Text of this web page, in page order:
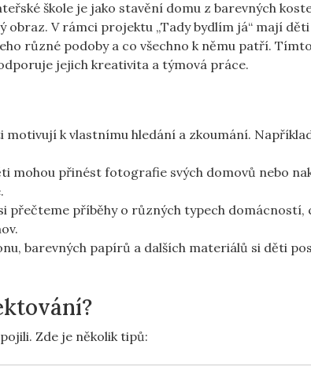
škole je jako stavění⁢ domu z ‌barevných‌
obraz. V rámci⁢ projektu „Tady bydlím​ já“ ‌mají
různé ​podoby a co všechno k němu patří.‌
jejich kreativita‌ a týmová⁣ práce.
k vlastnímu⁣ hledání a ‍zkoumání.
mohou ‍přinést fotografie svých domovů nebo
‍přečteme ⁤příběhy​ o různých typech domácností,
barevných⁣ papírů ‍a ⁢dalších‌ materiálů si ⁤děti
Zde je několik tipů: